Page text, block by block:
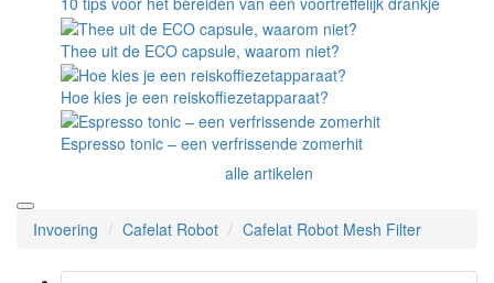
Thee uit de ECO capsule, waarom niet?
Hoe kies je een reiskoffiezetapparaat?
Espresso tonic – een verfrissende zomerhit
alle artikelen
Invoering Cafelat Robot Cafelat Robot Mesh Filter